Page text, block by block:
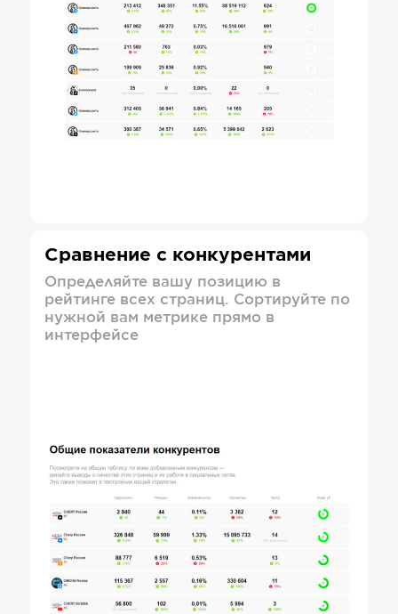
Сравнение с конкурентами
Определяйте вашу позицию в
рейтинге всех страниц. Сортируйте по
нужной вам метрике прямо в
интерфейсе